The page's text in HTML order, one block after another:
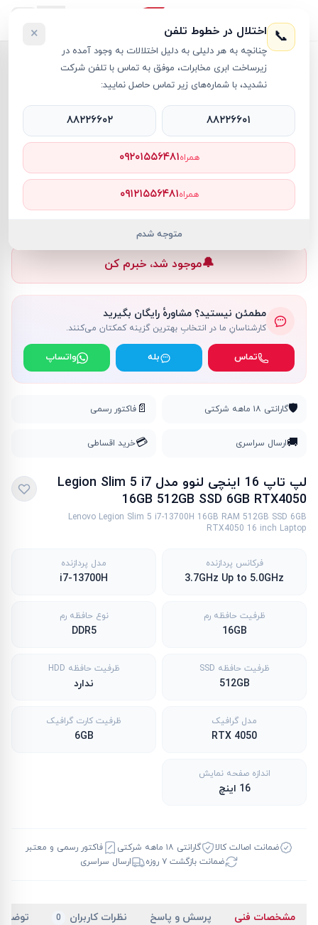
لپ تاپ Legion ›
لپ تاپ Legion RT22457
ناموجود
🔔موجود شد، خبرم کن
مطمئن نیستید؟ مشاورهٔ رایگان بگیرید
کارشناسانِ ما در انتخابِ بهترین گزینه کمکتان می‌کنند.
تماس بله واتساپ
🛡️گارانتی ۱۸ ماهه شرکتی 📄 فاکتور رسمی
🚚ارسال سراسری 💳خرید اقساطی
لپ تاپ 16 اینچی لنوو مدل Legion Slim 5 i7
16GB 512GB SSD 6GB RTX4050
Lenovo Legion Slim 5 i7-13700H 16GB RAM 512GB SSD 6GB
RTX4050 16 inch Laptop
فرکانس پردازنده
3.7GHz Up to 5.0GHz
مدل پردازنده
i7-13700H
ظرفیت حافظه رم
16GB
نوع حافظه رم
DDR5
ظرفیت حافظه SSD
512GB
ظرفیت حافظه HDD
ندارد
مدل گرافیک
RTX 4050
ظرفیت کارت گرافیک
6GB
اندازه صفحه نمایش
16 اینچ
ضمانت اصالت کالا گارانتی ۱۸ ماهه شرکتی
فاکتور رسمی و معتبر
ضمانت بازگشت ۷ روزه
ارسال سراسری
مشخصات فنی پرسش و پاسخ نظرات کاربران 0
📞 اختلال در خطوط تلفن
چنانچه به هر دلیلی به دلیل اختلالات به وجود آمده در
زیرساخت ابری مخابرات، موفق به تماس با تلفن شرکت
نشدید، با شماره‌های زیر تماس حاصل نمایید:
×
۸۸۲۲۶۶۰۱ ۸۸۲۲۶۶۰۲
همراه۰۹۲۰۱۵۵۶۴۸۱
همراه۰۹۱۲۱۵۵۶۴۸۱
متوجه شدم